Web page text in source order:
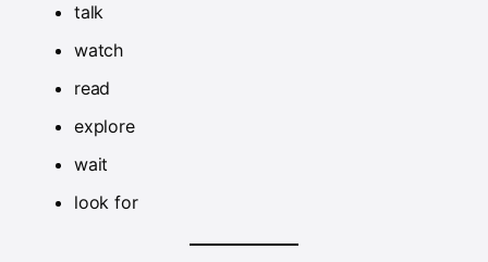
talk
watch
read
explore
wait
look for